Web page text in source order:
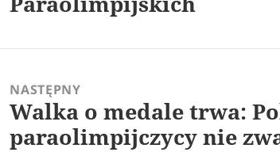
NASTĘPNY
Następny
wpis:
Walka o medale trwa:
paraolimpijczycy nie